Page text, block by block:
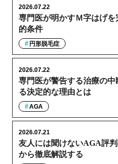
専門医が明かすＭ字はげ
的条件
2026.07.22
円形脱毛症
専門医が警告する治療の
る決定的な理由とは
2026.07.22
AGA
友人には聞けないAGA評
から徹底解説する
2026.07.21